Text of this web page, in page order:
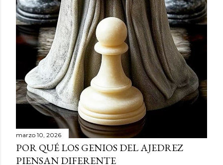
marzo 10, 2026
POR QUÉ LOS GENIOS DEL AJEDREZ
PIENSAN DIFERENTE